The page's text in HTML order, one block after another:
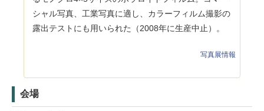
シャル写真、工業写真に適し、カラーフィルム撮影の
露出テストにも用いられた（2008年に生産中止）。
写真展情報
会場